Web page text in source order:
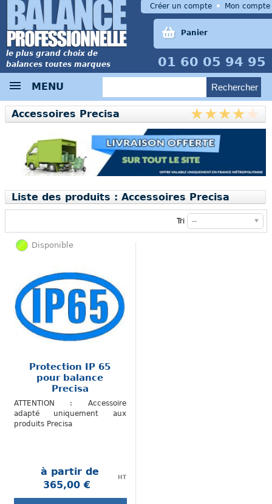
le plus grand choix de
balances toutes marques
01 60 05 94 95
Panier
Créer un compte Mon compte
MENU
Accessoires Precisa
Liste des produits : Accessoires Precisa
Tri --
Disponible
Protection IP 65
pour balance
Precisa
ATTENTION : Accessoire
adapté uniquement aux
produits Precisa
à partir de
365,00 €
HT